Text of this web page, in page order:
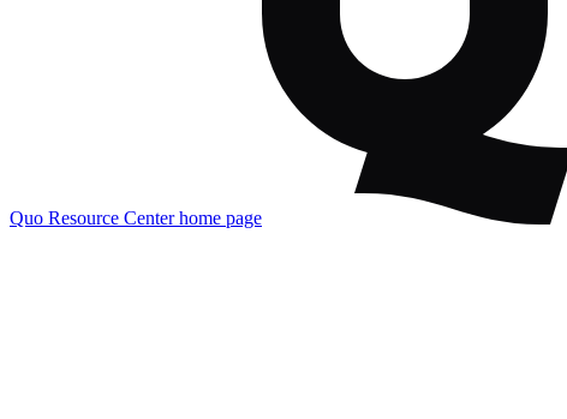
Quo Resource Centerhome page